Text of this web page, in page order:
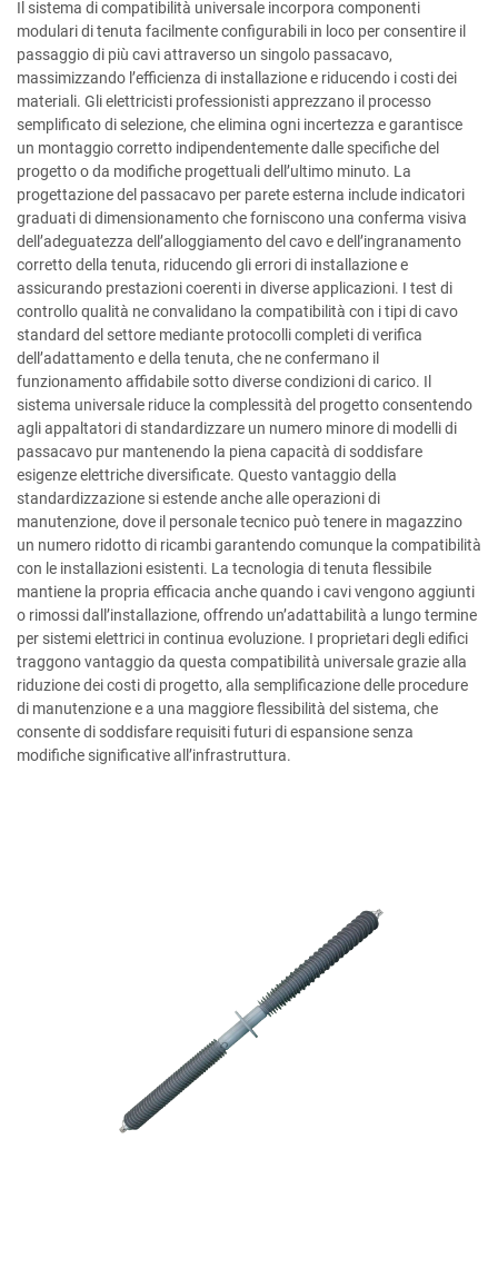
Il sistema di compatibilità universale incorpora componenti
modulari di tenuta facilmente configurabili in loco per consentire il
passaggio di più cavi attraverso un singolo passacavo,
massimizzando l’efficienza di installazione e riducendo i costi dei
materiali. Gli elettricisti professionisti apprezzano il processo
semplificato di selezione, che elimina ogni incertezza e garantisce
un montaggio corretto indipendentemente dalle specifiche del
progetto o da modifiche progettuali dell’ultimo minuto. La
progettazione del passacavo per parete esterna include indicatori
graduati di dimensionamento che forniscono una conferma visiva
dell’adeguatezza dell’alloggiamento del cavo e dell’ingranamento
corretto della tenuta, riducendo gli errori di installazione e
assicurando prestazioni coerenti in diverse applicazioni. I test di
controllo qualità ne convalidano la compatibilità con i tipi di cavo
standard del settore mediante protocolli completi di verifica
dell’adattamento e della tenuta, che ne confermano il
funzionamento affidabile sotto diverse condizioni di carico. Il
sistema universale riduce la complessità del progetto consentendo
agli appaltatori di standardizzare un numero minore di modelli di
passacavo pur mantenendo la piena capacità di soddisfare
esigenze elettriche diversificate. Questo vantaggio della
standardizzazione si estende anche alle operazioni di
manutenzione, dove il personale tecnico può tenere in magazzino
un numero ridotto di ricambi garantendo comunque la compatibilità
con le installazioni esistenti. La tecnologia di tenuta flessibile
mantiene la propria efficacia anche quando i cavi vengono aggiunti
o rimossi dall’installazione, offrendo un’adattabilità a lungo termine
per sistemi elettrici in continua evoluzione. I proprietari degli edifici
traggono vantaggio da questa compatibilità universale grazie alla
riduzione dei costi di progetto, alla semplificazione delle procedure
di manutenzione e a una maggiore flessibilità del sistema, che
consente di soddisfare requisiti futuri di espansione senza
modifiche significative all’infrastruttura.